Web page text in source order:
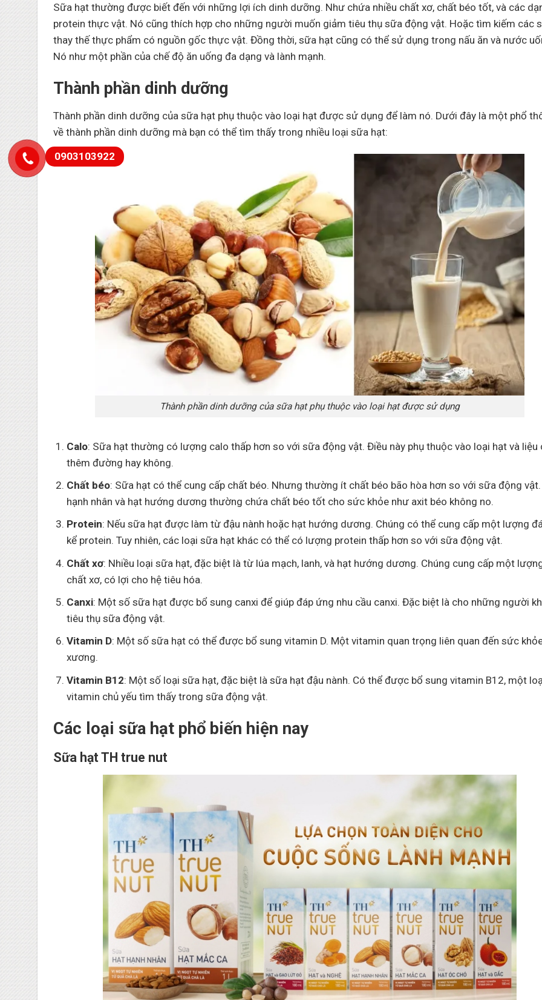
Sữa hạt thường được biết đến với những lợi ích dinh dưỡng. Như chứa nhiều chất xơ, chất béo tốt, và các
protein thực vật. Nó cũng thích hợp cho những người muốn giảm tiêu thụ sữa động vật. Hoặc tìm kiếm các
thay thế thực phẩm có nguồn gốc thực vật. Đồng thời, sữa hạt cũng có thể sử dụng trong nấu ăn và nước
Nó như một phần của chế độ ăn uống đa dạng và lành mạnh.
Thành phần dinh dưỡng
Thành phần dinh dưỡng của sữa hạt phụ thuộc vào loại hạt được sử dụng để làm nó. Dưới đây là một phổ
về thành phần dinh dưỡng mà bạn có thể tìm thấy trong nhiều loại sữa hạt:
Thành phần dinh dưỡng của sữa hạt phụ thuộc vào loại hạt được sử dụng
Calo: Sữa hạt thường có lượng calo thấp hơn so với sữa động vật. Điều này phụ thuộc vào loại hạt và liệu
thêm đường hay không.
Chất béo: Sữa hạt có thể cung cấp chất béo. Nhưng thường ít chất béo bão hòa hơn so với sữa động
hạnh nhân và hạt hướng dương thường chứa chất béo tốt cho sức khỏe như axit béo không no.
Protein: Nếu sữa hạt được làm từ đậu nành hoặc hạt hướng dương. Chúng có thể cung cấp một lượng
kể protein. Tuy nhiên, các loại sữa hạt khác có thể có lượng protein thấp hơn so với sữa động vật.
Chất xơ: Nhiều loại sữa hạt, đặc biệt là từ lúa mạch, lanh, và hạt hướng dương. Chúng cung cấp một
chất xơ, có lợi cho hệ tiêu hóa.
Canxi: Một số sữa hạt được bổ sung canxi để giúp đáp ứng nhu cầu canxi. Đặc biệt là cho những người
tiêu thụ sữa động vật.
Vitamin D: Một số sữa hạt có thể được bổ sung vitamin D. Một vitamin quan trọng liên quan đến sức
xương.
Vitamin B12: Một số loại sữa hạt, đặc biệt là sữa hạt đậu nành. Có thể được bổ sung vitamin B12, một
vitamin chủ yếu tìm thấy trong sữa động vật.
Các loại sữa hạt phổ biến hiện nay
Sữa hạt TH true nut
0903103922